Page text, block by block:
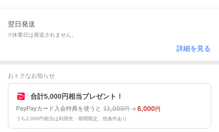
翌日発送
※休業日は発送されません。
詳細を見る
おトクなお知らせ
合計5,000円相当プレゼント！
PayPayカード入会特典を使うと 11,000円 6,000円
うち2,000円相当は利用先・期間限定。他条件あり